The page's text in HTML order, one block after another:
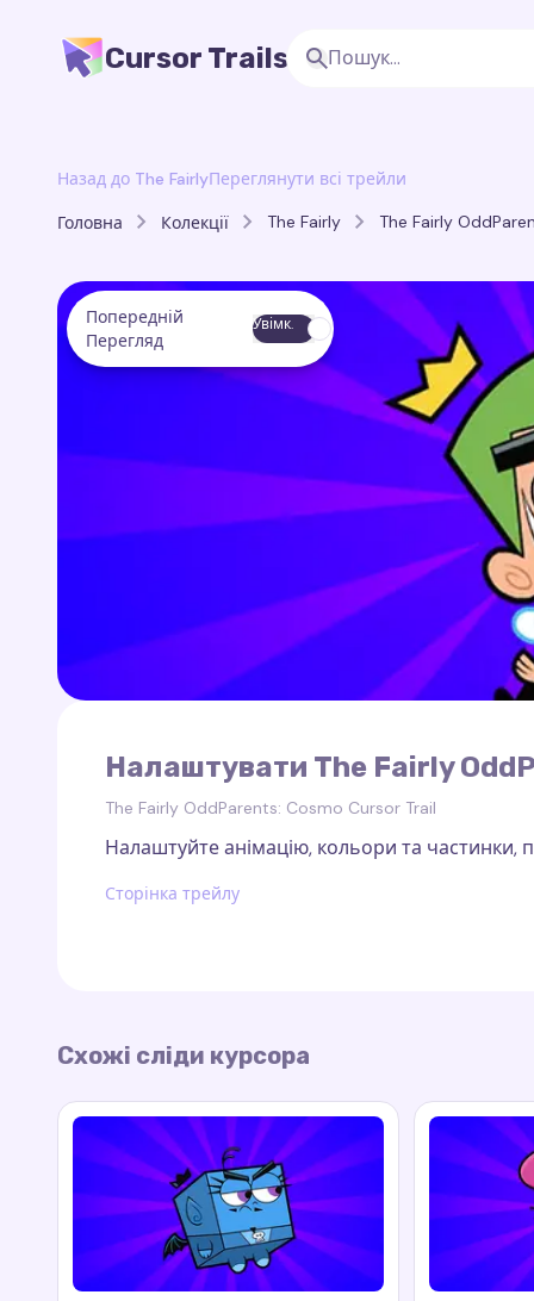
Cursor Trails
Назад до The FairlyПереглянути всі трейли
Головна Колекції The Fairly The Fairly
Налаштувати The Fairly
The Fairly OddParents: Cosmo Cursor Trail
Налаштуйте анімацію, кольори та частинки,
Сторінка трейлу
Попередній
Перегляд
Увімк.
Схожі сліди курсора